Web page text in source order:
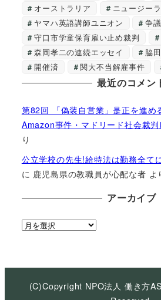
オーストラリア
ニュージー
ヤマハ英語講師ユニオン
争
守口市学童保育雇い止め裁判
森岡孝二の連続エッセイ
脇
開催済
関大不当解雇事件
最近のコメン
第82回 「偽装自営業」是正を進め
Amazon事件・マドリード社会裁
り
公立学校の先生!給特法は勤務全て
に 鹿児島県の教職員が心配な者 よ
アーカイブ
ア
イ
(C)Copyright NPO法人 働き方